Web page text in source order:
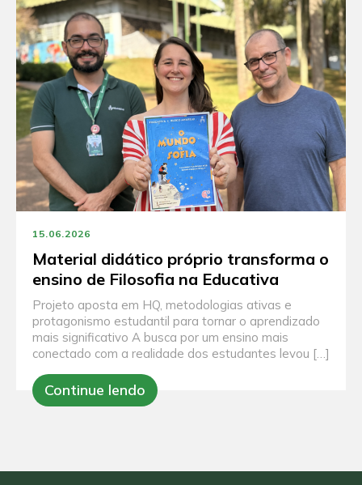
15.06.2026
Material didático próprio transforma o
ensino de Filosofia na Educativa
Projeto aposta em HQ, metodologias ativas e
protagonismo estudantil para tornar o aprendizado
mais significativo A busca por um ensino mais
conectado com a realidade dos estudantes levou […]
Continue lendo